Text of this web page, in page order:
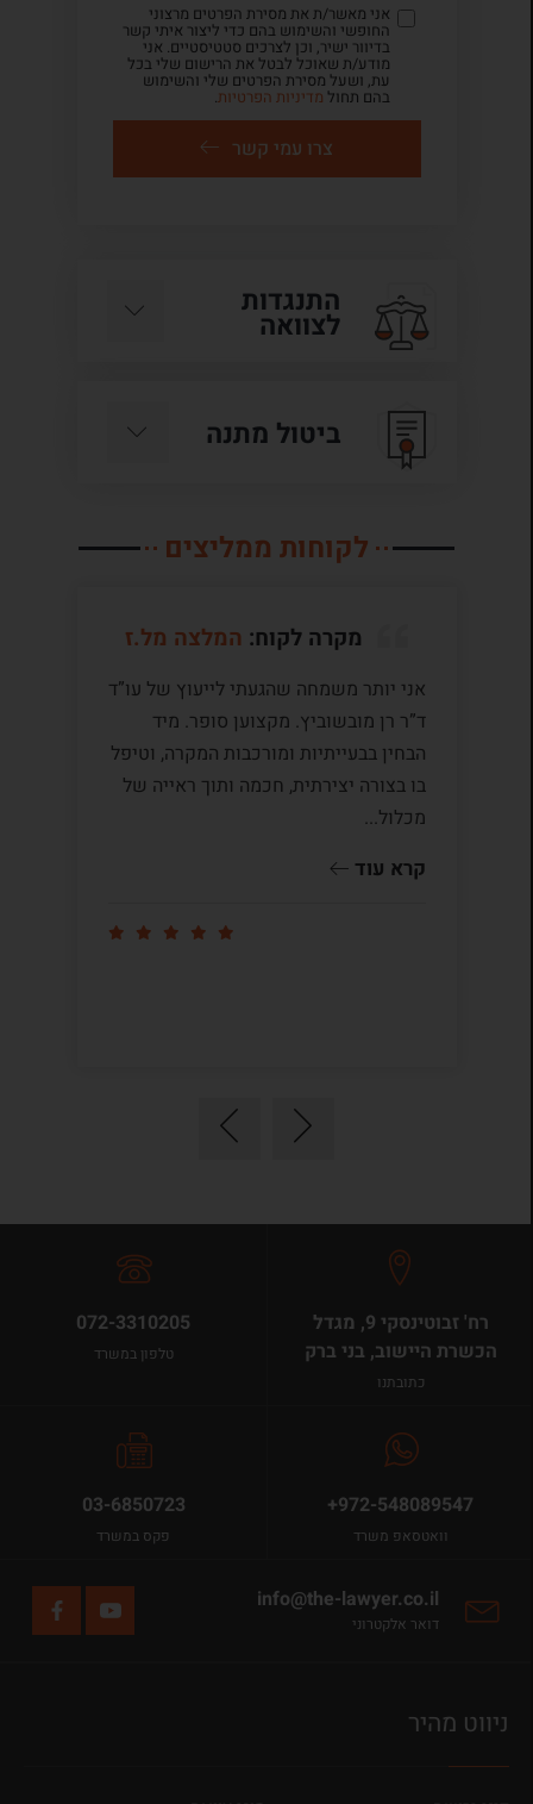
אני מאשר/ת את מסירת הפרטים מרצוני
החופשי והשימוש בהם כדי ליצור איתי קשר
בדיוור ישיר, וכן לצרכים סטטיסטיים. אני
מודע/ת שאוכל לבטל את הרישום שלי בכל
עת, ושעל מסירת הפרטים שלי והשימוש
בהם תחול מדיניות הפרטיות.
צרו עמי קשר
התנגדות
לצוואה
ביטול מתנה
לקוחות ממליצים
מקרה לקוח: המלצה מל.ז
אני יותר משמחה שהגעתי לייעוץ של עו”ד
ד”ר רן מובשוביץ. מקצוען סופר. מיד
הבחין בבעייתיות ומורכבות המקרה, וטיפל
בו בצורה יצירתית, חכמה ותוך ראייה של
מכלול...
קרא עוד
רח' זבוטינסקי 9, מגדל
הכשרת היישוב, בני ברק
כתובתנו
072-3310205
טלפון במשרד
+972-548089547
וואטסאפ משרד
03-6850723
פקס במשרד
info@the-lawyer.co.il
דואר אלקטרוני
ניווט מהיר